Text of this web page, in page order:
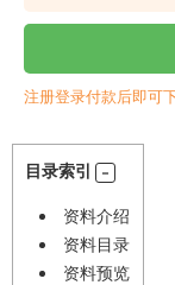
注册登录付款后即可
目录索引
资料介绍
资料目录
资料预览